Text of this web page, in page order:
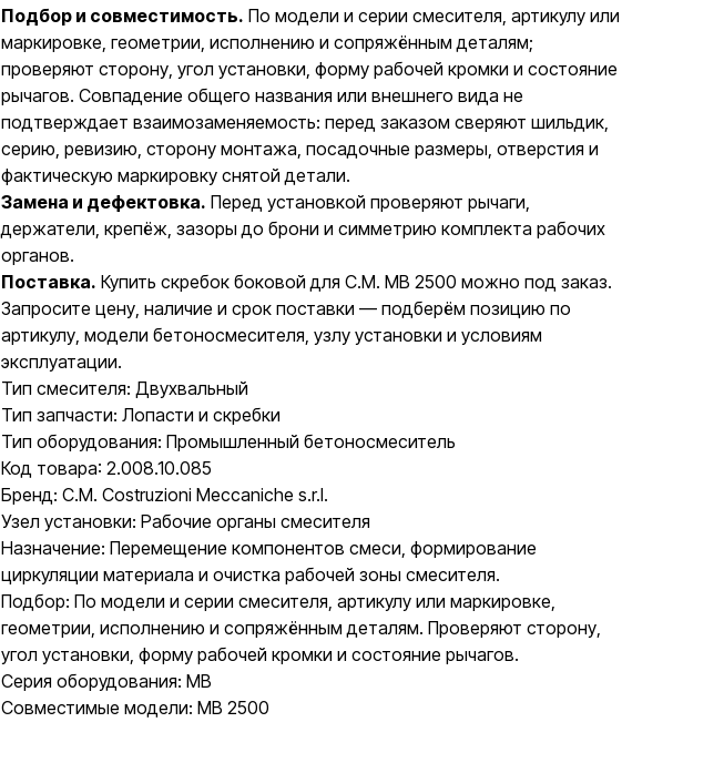
Подбор и совместимость. По модели и серии смесителя, артикулу или
маркировке, геометрии, исполнению и сопряжённым деталям;
проверяют сторону, угол установки, форму рабочей кромки и состояние
рычагов. Совпадение общего названия или внешнего вида не
подтверждает взаимозаменяемость: перед заказом сверяют шильдик,
серию, ревизию, сторону монтажа, посадочные размеры, отверстия и
фактическую маркировку снятой детали.
Замена и дефектовка. Перед установкой проверяют рычаги,
держатели, крепёж, зазоры до брони и симметрию комплекта рабочих
органов.
Поставка. Купить скребок боковой для C.M. MB 2500 можно под заказ.
Запросите цену, наличие и срок поставки — подберём позицию по
артикулу, модели бетоносмесителя, узлу установки и условиям
эксплуатации.
Тип смесителя: Двухвальный
Тип запчасти: Лопасти и скребки
Тип оборудования: Промышленный бетоносмеситель
Код товара: 2.008.10.085
Бренд: C.M. Costruzioni Meccaniche s.r.l.
Узел установки: Рабочие органы смесителя
Назначение: Перемещение компонентов смеси, формирование
циркуляции материала и очистка рабочей зоны смесителя.
Подбор: По модели и серии смесителя, артикулу или маркировке,
геометрии, исполнению и сопряжённым деталям. Проверяют сторону,
угол установки, форму рабочей кромки и состояние рычагов.
Серия оборудования: MB
Совместимые модели: MB 2500